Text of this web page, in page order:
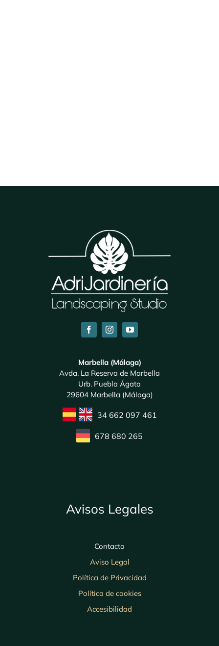
Marbella (Málaga)
Avda. La Reserva de Marbella
Urb. Puebla Ágata
29604 Marbella (Málaga)
34 662 097 461
678 680 265
Avisos Legales
Contacto
Aviso Legal
Política de Privacidad
Política de cookies
Accesibilidad